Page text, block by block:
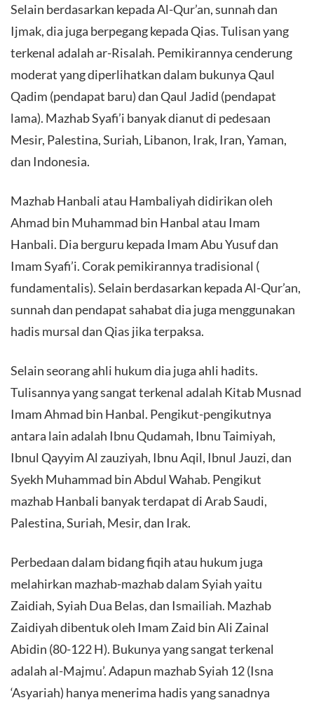
Selain berdasarkan kepada Al-Qur’an, sunnah dan
Ijmak, dia juga berpegang kepada Qias. Tulisan yang
terkenal adalah ar-Risalah. Pemikirannya cenderung
moderat yang diperlihatkan dalam bukunya Qaul
Qadim (pendapat baru) dan Qaul Jadid (pendapat
lama). Mazhab Syafi’i banyak dianut di pedesaan
Mesir, Palestina, Suriah, Libanon, Irak, Iran, Yaman,
dan Indonesia.
Mazhab Hanbali atau Hambaliyah didirikan oleh
Ahmad bin Muhammad bin Hanbal atau Imam
Hanbali. Dia berguru kepada Imam Abu Yusuf dan
Imam Syafi’i. Corak pemikirannya tradisional (
fundamentalis). Selain berdasarkan kepada Al-Qur’an,
sunnah dan pendapat sahabat dia juga menggunakan
hadis mursal dan Qias jika terpaksa.
Selain seorang ahli hukum dia juga ahli hadits.
Tulisannya yang sangat terkenal adalah Kitab Musnad
Imam Ahmad bin Hanbal. Pengikut-pengikutnya
antara lain adalah Ibnu Qudamah, Ibnu Taimiyah,
Ibnul Qayyim Al zauziyah, Ibnu Aqil, Ibnul Jauzi, dan
Syekh Muhammad bin Abdul Wahab. Pengikut
mazhab Hanbali banyak terdapat di Arab Saudi,
Palestina, Suriah, Mesir, dan Irak.
Perbedaan dalam bidang fiqih atau hukum juga
melahirkan mazhab-mazhab dalam Syiah yaitu
Zaidiah, Syiah Dua Belas, dan Ismailiah. Mazhab
Zaidiyah dibentuk oleh Imam Zaid bin Ali Zainal
Abidin (80-122 H). Bukunya yang sangat terkenal
adalah al-Majmu’. Adapun mazhab Syiah 12 (Isna
‘Asyariah) hanya menerima hadis yang sanadnya